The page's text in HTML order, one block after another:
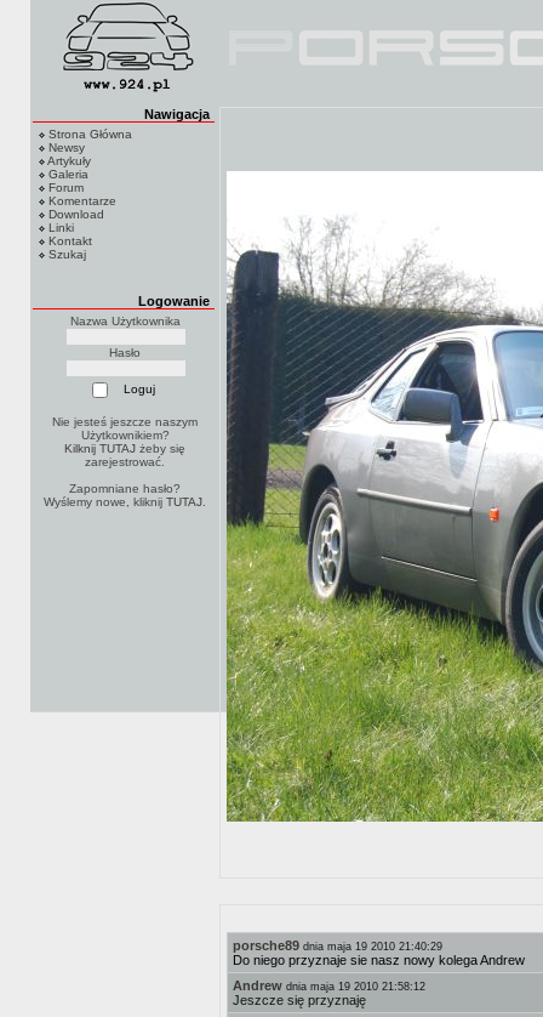
Nawigacja
Strona Główna
Newsy
Artykuły
Galeria
Forum
Komentarze
Download
Linki
Kontakt
Szukaj
Logowanie
Nazwa Użytkownika
Hasło
Nie jesteś jeszcze naszym
Użytkownikiem?
Kilknij TUTAJ żeby się
zarejestrować.
Zapomniane hasło?
Wyślemy nowe, kliknijTUTAJ
porsche89 dnia maja 19 2010 21:40:29
Do niego przyznaje sie nasz nowy kolega Andrew
Andrew dnia maja 19 2010 21:58:12
Jeszcze się przyznaję